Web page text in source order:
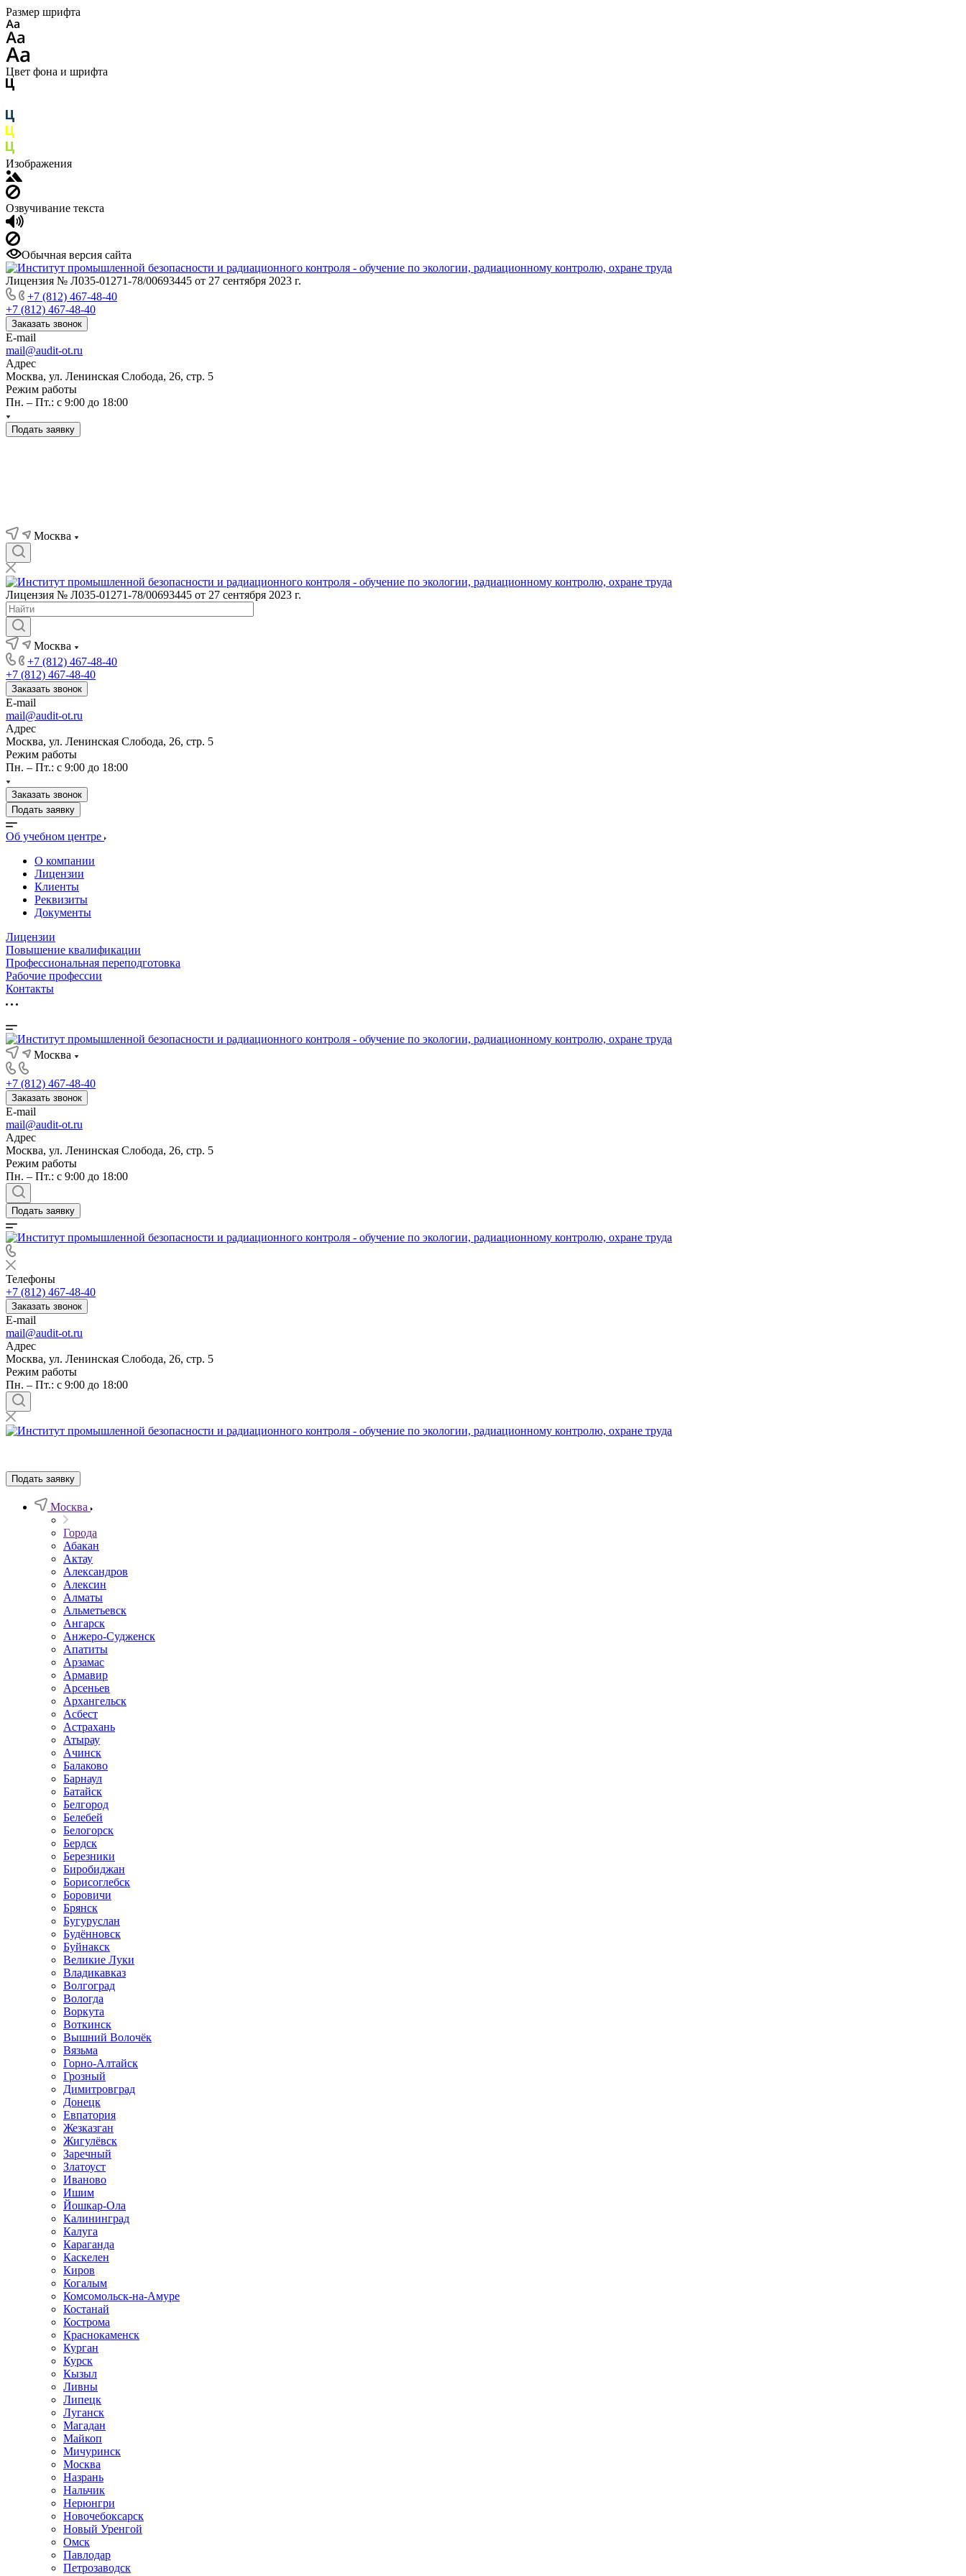
Размер шрифта
Цвет фона и шрифта
Изображения
Озвучивание текста
Обычная версия сайта
Лицензия № Л035-01271-78/00693445 от 27 сентября 2023 г.
+7 (812) 467-48-40
+7 (812) 467-48-40
Заказать звонок
E-mail
mail@audit-ot.ru
Адрес
Москва, ул. Ленинская Слобода, 26, стр. 5
Режим работы
Пн. – Пт.: с 9:00 до 18:00
Подать заявку
Москва
Лицензия № Л035-01271-78/00693445 от 27 сентября 2023 г.
Москва
+7 (812) 467-48-40
+7 (812) 467-48-40
Заказать звонок
E-mail
mail@audit-ot.ru
Адрес
Москва, ул. Ленинская Слобода, 26, стр. 5
Режим работы
Пн. – Пт.: с 9:00 до 18:00
Заказать звонок
Подать заявку
Об учебном центре
О компании
Лицензии
Клиенты
Реквизиты
Документы
Лицензии
Повышение квалификации
Профессиональная переподготовка
Рабочие профессии
Контакты
Москва
+7 (812) 467-48-40
Заказать звонок
E-mail
mail@audit-ot.ru
Адрес
Москва, ул. Ленинская Слобода, 26, стр. 5
Режим работы
Пн. – Пт.: с 9:00 до 18:00
Подать заявку
Телефоны
+7 (812) 467-48-40
Заказать звонок
E-mail
mail@audit-ot.ru
Адрес
Москва, ул. Ленинская Слобода, 26, стр. 5
Режим работы
Пн. – Пт.: с 9:00 до 18:00
Подать заявку
Москва
Города
Абакан
Актау
Александров
Алексин
Алматы
Альметьевск
Ангарск
Анжеро-Судженск
Апатиты
Арзамас
Армавир
Арсеньев
Архангельск
Асбест
Астрахань
Атырау
Ачинск
Балаково
Барнаул
Батайск
Белгород
Белебей
Белогорск
Бердск
Березники
Биробиджан
Борисоглебск
Боровичи
Брянск
Бугуруслан
Будённовск
Буйнакск
Великие Луки
Владикавказ
Волгоград
Вологда
Воркута
Воткинск
Вышний Волочёк
Вязьма
Горно-Алтайск
Грозный
Димитровград
Донецк
Евпатория
Жезказган
Жигулёвск
Заречный
Златоуст
Иваново
Ишим
Йошкар-Ола
Калининград
Калуга
Караганда
Каскелен
Киров
Когалым
Комсомольск-на-Амуре
Костанай
Кострома
Краснокаменск
Курган
Курск
Кызыл
Ливны
Липецк
Луганск
Магадан
Майкоп
Мичуринск
Москва
Назрань
Нальчик
Нерюнгри
Новочебоксарск
Новый Уренгой
Омск
Павлодар
Петрозаводск